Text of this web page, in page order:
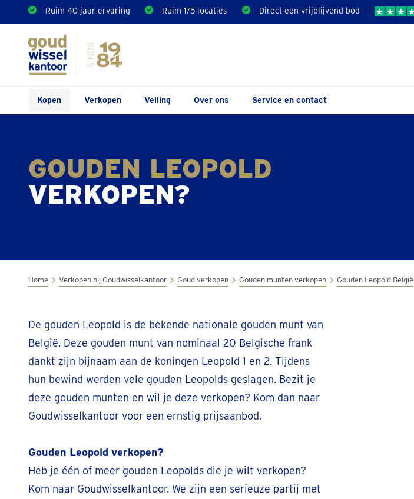
Ruim 40 jaar ervaring Ruim 175 locaties Direct een vrijblijvend bod
Kopen Verkopen Veiling Over ons Service en contact
GOUDEN LEOPOLD
VERKOPEN?
Home Verkopen bij Goudwisselkantoor Goud verkopen Gouden munten verkopen Gouden Leopold België
De gouden Leopold is de bekende nationale gouden munt van
België. Deze gouden munt van nominaal 20 Belgische frank
dankt zijn bijnaam aan de koningen Leopold 1 en 2. Tijdens
hun bewind werden vele gouden Leopolds geslagen. Bezit je
deze gouden munten en wil je deze verkopen? Kom dan naar
Goudwisselkantoor voor een ernstig prijsaanbod.
Gouden Leopold verkopen?
Heb je één of meer gouden Leopolds die je wilt verkopen?
Kom naar Goudwisselkantoor. We zijn een serieuze partij met